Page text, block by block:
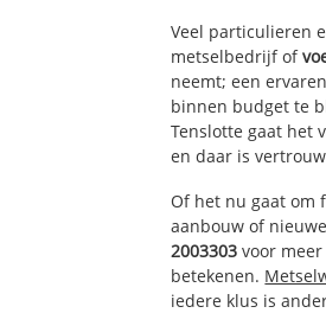
Veel particulieren
metselbedrijf of
neemt; een
binnen budget te
Tenslotte gaat het
en daar is
Of het nu gaat om
aanbouw of
2003303 voor
betekenen.
iedere klus is